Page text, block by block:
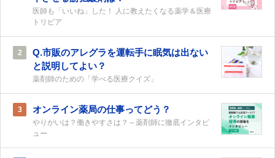
医師も「いいね」した！ 人に教えたくなる薬学＆医療
トリビア
2
Q.市販のアレグラを運転手に眠気は出ない
と説明してよい？
薬剤師のための「学べる医療クイズ」
3 オンライン薬局の仕事ってどう？
やりがいは？働きやすさは？～薬剤師に徹底インタビ
ュー